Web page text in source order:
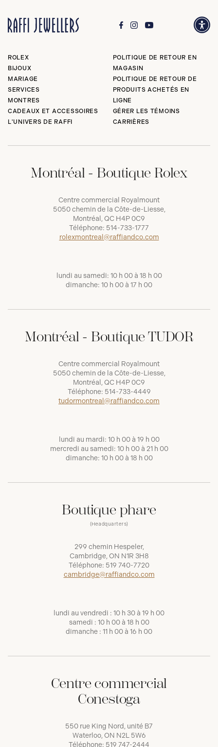
ROLEX
BIJOUX
MARIAGE
SERVICES
MONTRES
CADEAUX ET ACCESSOIRES
L'UNIVERS DE RAFFI
POLITIQUE DE RETOUR EN
MAGASIN
POLITIQUE DE RETOUR DE
PRODUITS ACHETÉS EN
LIGNE
GÉRER LES TÉMOINS
CARRIÈRES
Montréal - Boutique Rolex
Centre commercial Royalmount
5050 chemin de la Côte-de-Liesse,
Montréal, QC H4P 0C9
Téléphone: 514-733-1777
rolexmontreal@raffiandco.com
lundi au samedi: 10 h 00 à 18 h 00
dimanche: 10 h 00 à 17 h 00
Montréal - Boutique TUDOR
Centre commercial Royalmount
5050 chemin de la Côte-de-Liesse,
Montréal, QC H4P 0C9
Téléphone: 514-733-4449
tudormontreal@raffiandco.com
lundi au mardi: 10 h 00 à 19 h 00
mercredi au samedi: 10 h 00 à 21 h 00
dimanche: 10 h 00 à 18 h 00
Boutique phare
(Headquarters)
299 chemin Hespeler,
Cambridge, ON N1R 3H8
Téléphone: 519 740-7720
cambridge@raffiandco.com
lundi au vendredi : 10 h 30 à 19 h 00
samedi : 10 h 00 à 18 h 00
dimanche : 11 h 00 à 16 h 00
Centre commercial
Conestoga
550 rue King Nord, unité B7
Waterloo, ON N2L 5W6
Téléphone: 519 747-2444